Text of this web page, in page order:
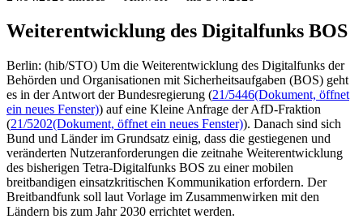
Weiterentwicklung des Digitalfunks BOS
Berlin: (hib/STO) Um die Weiterentwicklung des Digitalfunks der
Behörden und Organisationen mit Sicherheitsaufgaben (BOS) geht
es in der Antwort der Bundesregierung (21/5446(Dokument, öffnet
ein neues Fenster)) auf eine Kleine Anfrage der AfD-Fraktion
(21/5202(Dokument, öffnet ein neues Fenster)). Danach sind sich
Bund und Länder im Grundsatz einig, dass die gestiegenen und
veränderten Nutzeranforderungen die zeitnahe Weiterentwicklung
des bisherigen Tetra-Digitalfunks BOS zu einer mobilen
breitbandigen einsatzkritischen Kommunikation erfordern. Der
Breitbandfunk soll laut Vorlage im Zusammenwirken mit den
Ländern bis zum Jahr 2030 errichtet werden.